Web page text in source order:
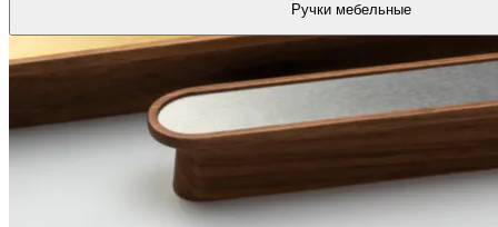
Ручки мебельные